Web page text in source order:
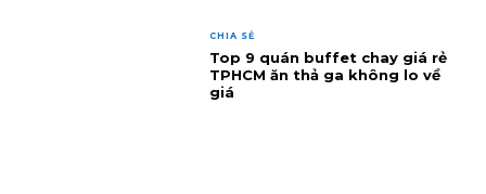
CHIA SẺ
Top 9 quán buffet chay giá rẻ
TPHCM ăn thả ga không lo về
giá